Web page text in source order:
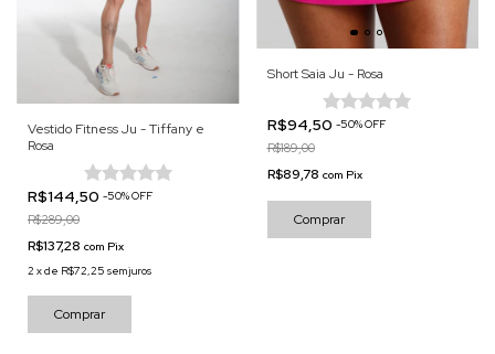
Vestido Fitness Ju - Tiffany e
Rosa
R$144,50 -50%OFF
R$289,00
R$137,28 com Pix
2 xde R$72,25 sem juros
Comprar
Short Saia Ju - Rosa
R$94,50 -50%OFF
R$189,00
R$89,78 com Pix
Comprar